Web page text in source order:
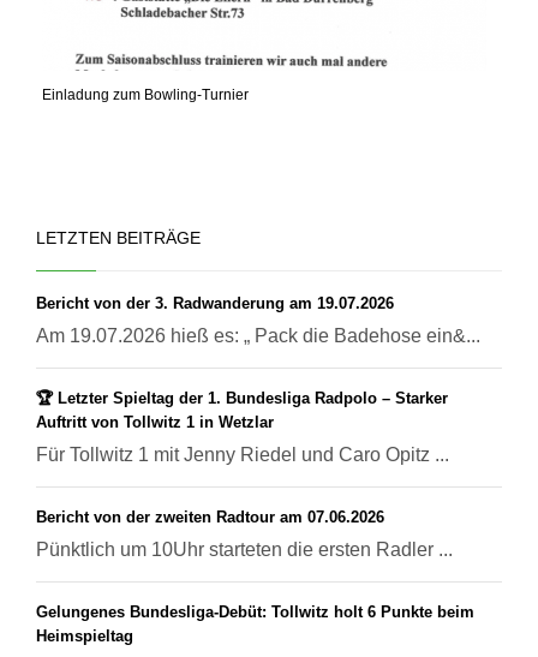
Einladung zum Bowling-Turnier
LETZTEN BEITRÄGE
Bericht von der 3. Radwanderung am 19.07.2026
Am 19.07.2026 hieß es: „ Pack die Badehose ein&...
🏆 Letzter Spieltag der 1. Bundesliga Radpolo – Starker
Auftritt von Tollwitz 1 in Wetzlar
Für Tollwitz 1 mit Jenny Riedel und Caro Opitz ...
Bericht von der zweiten Radtour am 07.06.2026
Pünktlich um 10Uhr starteten die ersten Radler ...
Gelungenes Bundesliga-Debüt: Tollwitz holt 6 Punkte beim
Heimspieltag